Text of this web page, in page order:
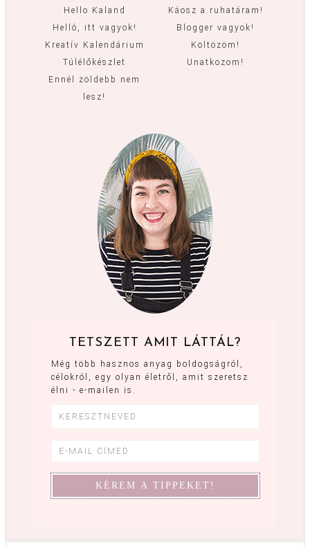
Hello Kaland
Helló, itt vagyok!
Kreatív Kalendárium
Túlélőkészlet
Ennél zöldebb nem
lesz!
Káosz a ruhatáram!
Blogger vagyok!
Költözöm!
Unatkozom!
TETSZETT AMIT LÁTTÁL?
Még több hasznos anyag boldogságról,
célokról, egy olyan életről, amit szeretsz
élni - e-mailen is.